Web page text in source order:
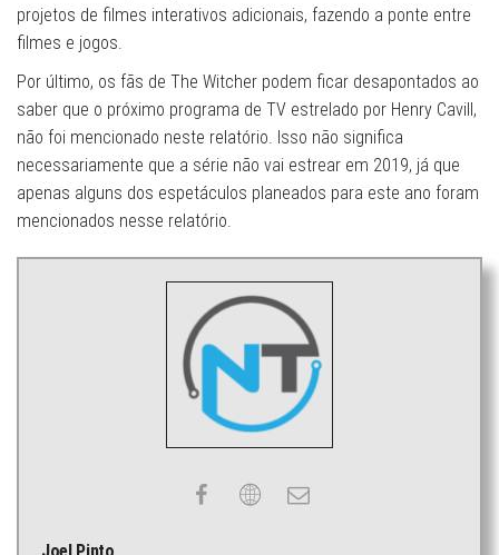
projetos de filmes interativos adicionais, fazendo a ponte entre
filmes e jogos.
Por último, os fãs de The Witcher podem ficar desapontados ao
saber que o próximo programa de TV estrelado por Henry Cavill,
não foi mencionado neste relatório. Isso não significa
necessariamente que a série não vai estrear em 2019, já que
apenas alguns dos espetáculos planeados para este ano foram
mencionados nesse relatório.